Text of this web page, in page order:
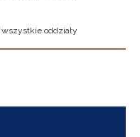
wszystkie oddziały